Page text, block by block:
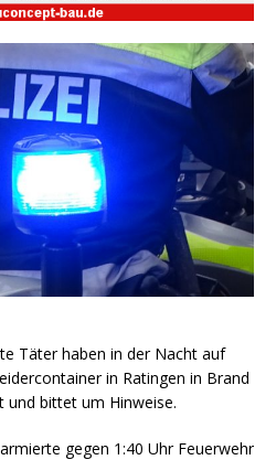
Täter haben in der Nacht auf
in Ratingen in Brand
und bittet um Hinweise.
gegen 1:40 Uhr Feuerwehr